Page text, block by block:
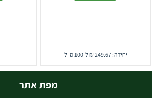
יחידה: 249.67 ₪ ל-100 מ"ל
מפת אתר